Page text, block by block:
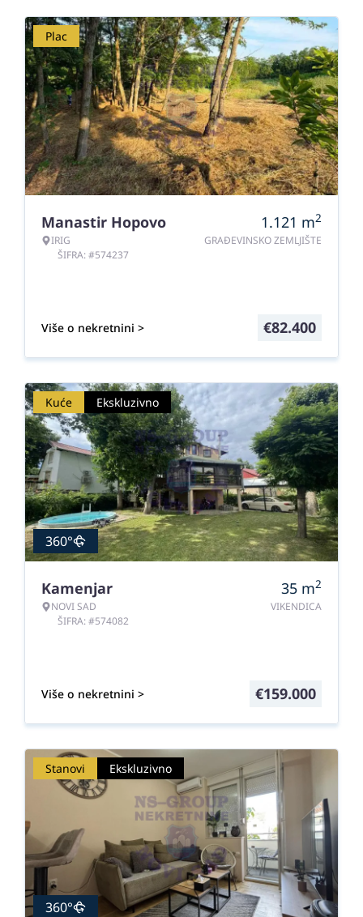
Plac
Manastir Hopovo
IRIG
ŠIFRA: #574237
1.121 m2
GRAĐEVINSKO ZEMLJIŠTE
Više o nekretnini > €82.400
Kuće Ekskluzivno
360°
Kamenjar
NOVI SAD
ŠIFRA: #574082
35 m2
VIKENDICA
Više o nekretnini > €159.000
Stanovi Ekskluzivno
360°